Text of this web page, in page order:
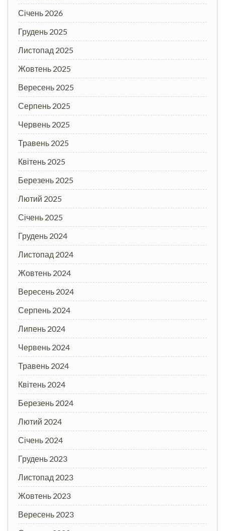
Січень 2026
Грудень 2025
Листопад 2025
Жовтень 2025
Вересень 2025
Серпень 2025
Червень 2025
Травень 2025
Квітень 2025
Березень 2025
Лютий 2025
Січень 2025
Грудень 2024
Листопад 2024
Жовтень 2024
Вересень 2024
Серпень 2024
Липень 2024
Червень 2024
Травень 2024
Квітень 2024
Березень 2024
Лютий 2024
Січень 2024
Грудень 2023
Листопад 2023
Жовтень 2023
Вересень 2023